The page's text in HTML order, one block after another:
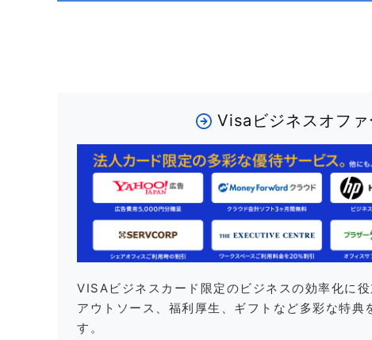
Visaビジネスオファ
VISAビジネスカード限定のビジネスの効率化に
アウトソース、福利厚生、ギフトなど多彩な特典
す。